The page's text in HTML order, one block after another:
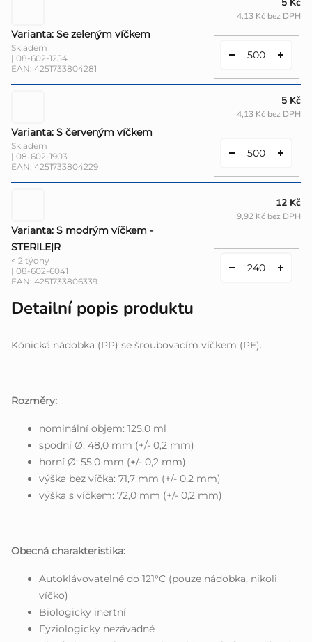
Varianta: Se zeleným víčkem
Skladem
| 08-602-1254
EAN: 4251733804281
4,13 Kč bez DPH
Varianta: S červeným víčkem
Skladem
| 08-602-1903
EAN: 4251733804229
5 Kč
4,13 Kč bez DPH
Varianta: S modrým víčkem -
STERILE|R
< 2 týdny
| 08-602-6041
EAN: 4251733806339
12 Kč
9,92 Kč bez DPH
Detailní popis produktu
Kónická nádobka (PP) se šroubovacím víčkem (PE).
Rozměry:
nominální objem: 125,0 ml
spodní Ø: 48,0 mm (+/- 0,2 mm)
horní Ø: 55,0 mm (+/- 0,2 mm)
výška bez víčka: 71,7 mm (+/- 0,2 mm)
výška s víčkem: 72,0 mm (+/- 0,2 mm)
Obecná charakteristika:
Autoklávovatelné do 121°C (pouze nádobka, nikoli
víčko)
Biologicky inertní
Fyziologicky nezávadné